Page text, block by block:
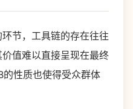
节，工具链的存在往往
值难以直接呈现在最终
性质也使得受众群体